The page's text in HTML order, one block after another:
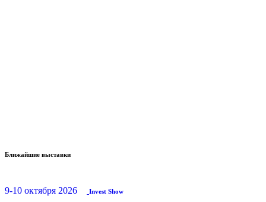
Ближайшие выставки
9-10 октября 2026 Invest Show